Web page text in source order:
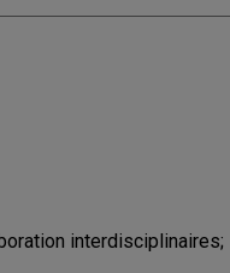
interdisciplinaires;